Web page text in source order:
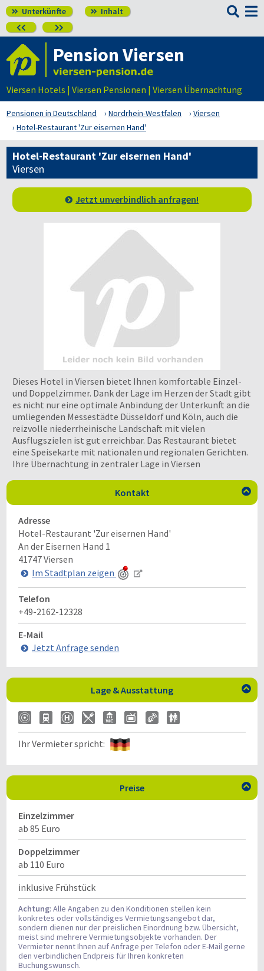
 Unterkünfte  Inhalt
 

Pension Viersen
Viersen Hotels | Viersen Pensionen | Viersen Übernachtung
Pensionen in Deutschland Nordrhein-Westfalen
Viersen
Hotel-Restaurant 'Zur eisernen Hand'
Hotel-Restaurant 'Zur eisernen Hand'
Viersen
Jetzt unverbindlich anfragen!
Dieses Hotel in Viersen bietet Ihnen komfortable Einzel-
und Doppelzimmer. Dank der Lage im Herzen der Stadt gibt
es nicht nur eine optimale Anbindung der Unterkunft an die
umliegenden Messestädte Düsseldorf und Köln, auch die
reizvolle niederrheinische Landschaft mit vielen
Ausflugszielen ist gut erreichbar. Das Restaurant bietet
eine Speisekarte mit nationalen und regionalen Gerichten.
Ihre Übernachtung in zentraler Lage in Viersen
Kontakt 
Adresse
Hotel-Restaurant 'Zur eisernen Hand'
An der Eisernen Hand 1
41747Viersen
Im Stadtplan zeigen
Telefon
+49-2162-12328
E-Mail
Jetzt Anfrage senden
Lage & Ausstattung 
Ihr Vermieter spricht:
Preise 
Einzelzimmer
ab 85 Euro
Doppelzimmer
ab 110 Euro
inklusive Frühstück
Achtung: Alle Angaben zu den Konditionen stellen kein
konkretes oder vollständiges Vermietungsangebot dar,
sondern dienen nur der preislichen Einordnung bzw. Übersicht,
meist sind mehrere Vermietungsobjekte vorhanden. Der
Vermieter nennt Ihnen auf Anfrage per Telefon oder E-Mail gerne
den verbindlichen Endpreis für Ihren konkreten
Buchungswunsch.